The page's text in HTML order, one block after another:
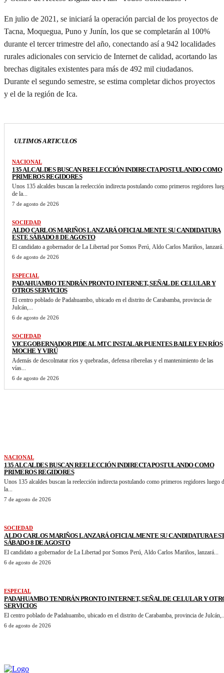
En julio de 2021, se iniciará la operación parcial de los proyectos de
Tacna, Moquegua, Puno y Junín, los que se completarán al 100%
durante el tercer trimestre del año, conectando así a 942 localidades
rurales adicionales con servicio de Internet de calidad, acortando las
brechas digitales existentes para más de 492 mil ciudadanos.
Durante el segundo semestre, se estima completar dichos proyectos
y el de la región de Ica.
ULTIMOS ARTICULOS
NACIONAL
135 ALCALDES BUSCAN REELECCIÓN INDIRECTA POSTULANDO COMO
PRIMEROS REGIDORES
Unos 135 alcaldes buscan la reelección indirecta postulando como primeros regidores
de la...
7 de agosto de 2026
SOCIEDAD
ALDO CARLOS MARIÑOS LANZARÁ OFICIALMENTE SU CANDIDATURA
ESTE SÁBADO 8 DE AGOSTO
El candidato a gobernador de La Libertad por Somos Perú, Aldo Carlos Mariños,
6 de agosto de 2026
ESPECIAL
PADAHUAMBO TENDRÁN PRONTO INTERNET, SEÑAL DE CELULAR Y
OTROS SERVICIOS
El centro poblado de Padahuambo, ubicado en el distrito de Carabamba, provincia de
Julcán,...
6 de agosto de 2026
SOCIEDAD
VICEGOBERNADOR PIDE AL MTC INSTALAR PUENTES BAILEY EN RÍOS
MOCHE Y VIRÚ
Además de descolmatar ríos y quebradas, defensa ribereñas y el mantenimiento de las
vías...
6 de agosto de 2026
NACIONAL
135 ALCALDES BUSCAN REELECCIÓN INDIRECTA POSTULANDO COMO
PRIMEROS REGIDORES
Unos 135 alcaldes buscan la reelección indirecta postulando como primeros regidores luego
la...
7 de agosto de 2026
SOCIEDAD
ALDO CARLOS MARIÑOS LANZARÁ OFICIALMENTE SU CANDIDATURA
SÁBADO 8 DE AGOSTO
El candidato a gobernador de La Libertad por Somos Perú, Aldo Carlos Mariños, lanzará...
6 de agosto de 2026
ESPECIAL
PADAHUAMBO TENDRÁN PRONTO INTERNET, SEÑAL DE CELULAR Y
SERVICIOS
El centro poblado de Padahuambo, ubicado en el distrito de Carabamba, provincia de
6 de agosto de 2026